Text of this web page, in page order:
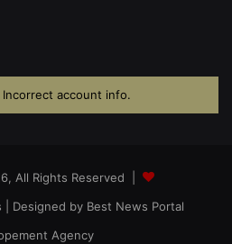
account info.
All Rights Reserved |
| Designed by Best News Portal
Agency